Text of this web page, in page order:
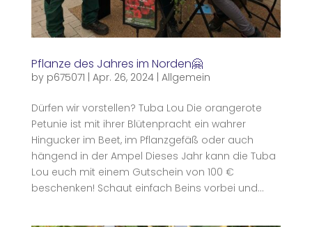
Pflanze des Jahres im Norden🤗
by p675071 Apr. 26, 2024| Allgemein
Dürfen wir vorstellen? Tuba Lou Die orangerote
Petunie ist mit ihrer Blütenpracht ein wahrer
Hingucker im Beet, im Pflanzgefäß oder auch
hängend in der Ampel Dieses Jahr kann die Tuba
Lou euch mit einem Gutschein von 100 €
beschenken! Schaut einfach Beins vorbei und...